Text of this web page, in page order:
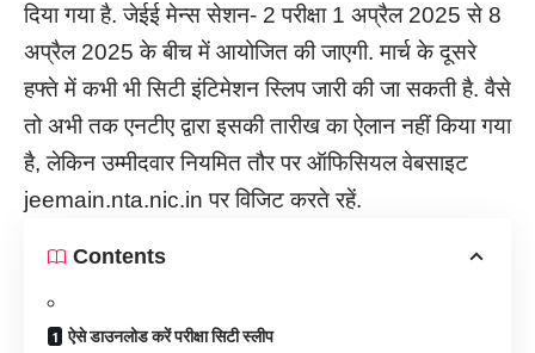
दिया गया है. जेईई मेन्स सेशन- 2 परीक्षा 1 अप्रैल 2025 से 8
अप्रैल 2025 के बीच में आयोजित की जाएगी. मार्च के दूसरे
हफ्ते में कभी भी सिटी इंटिमेशन स्लिप जारी की जा सकती है. वैसे
तो अभी तक एनटीए द्वारा इसकी तारीख का ऐलान नहीं किया गया
है, लेकिन उम्मीदवार नियमित तौर पर ऑफिसियल वेबसाइट
jeemain.nta.nic.in पर विजिट करते रहें.
Contents
ऐसे डाउनलोड करें परीक्षा सिटी स्लीप